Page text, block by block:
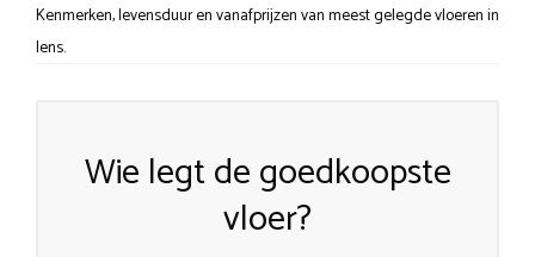
Kenmerken, levensduur en vanafprijzen van meest gelegde vloeren in
Iens.
Wie legt de goedkoopste
vloer?